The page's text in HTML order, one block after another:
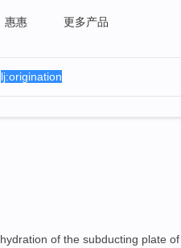
惠惠 更多产品
of the subducting plate of